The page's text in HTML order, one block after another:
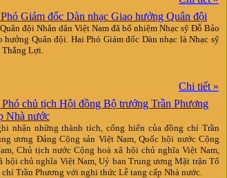
Giám đốc Dàn nhạc Giao hưởng Quân đội
đội Nhân dân Việt Nam đã bổ nhiệm Nhạc sỹ Đỗ Bảo
hưởng Quân đội. Hai Phó Giám đốc Dàn nhạc là Nhạc sỹ
Thắng Lợi.
Chi tiết »
chủ tịch Hội đồng Bộ trưởng Trần Phương
Nhà nước
nhận những thành tích, cống hiến của đồng chí Trần
ương Đảng Cộng sản Việt Nam, Quốc hội nước Cộng
Chủ tịch nước Cộng hoà xã hội chủ nghĩa Việt Nam,
hội chủ nghĩa Việt Nam, Uỷ ban Trung ương Mặt trận Tổ
Trần Phương với nghi thức Lễ tang cấp Nhà nước.